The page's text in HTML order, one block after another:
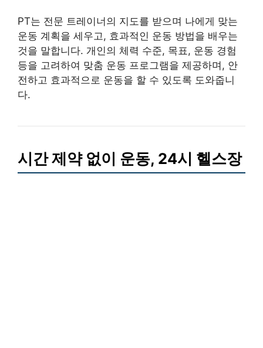
PT는 전문 트레이너의 지도를 받으며 나에게 맞는
운동 계획을 세우고, 효과적인 운동 방법을 배우는
것을 말합니다. 개인의 체력 수준, 목표, 운동 경험
등을 고려하여 맞춤 운동 프로그램을 제공하며, 안
전하고 효과적으로 운동을 할 수 있도록 도와줍니
다.
시간 제약 없이 운동, 24시 헬스장